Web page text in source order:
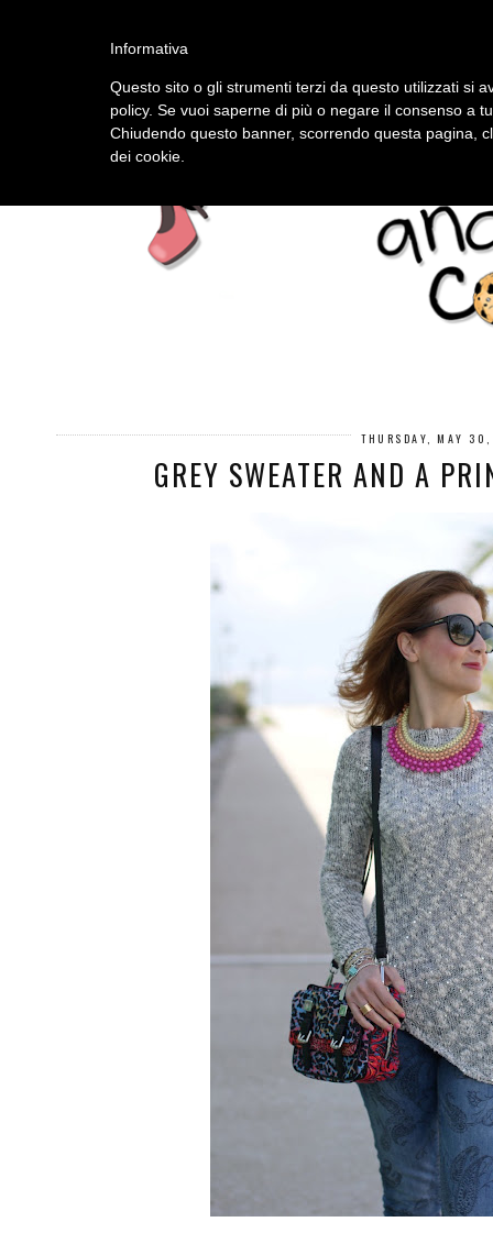
THURSDAY, MAY
GREY SWEATER AND A
Informativa
Questo sito o gli strumenti terzi da questo utilizzati si
policy. Se vuoi saperne di più o negare il consenso a
Chiudendo questo banner, scorrendo questa pagina,
dei cookie.